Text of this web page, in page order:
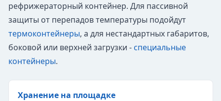
рефрижераторный контейнер. Для пассивной
защиты от перепадов температуры подойдут
термоконтейнеры, а для нестандартных габаритов,
боковой или верхней загрузки - специальные
контейнеры.
Хранение на площадке